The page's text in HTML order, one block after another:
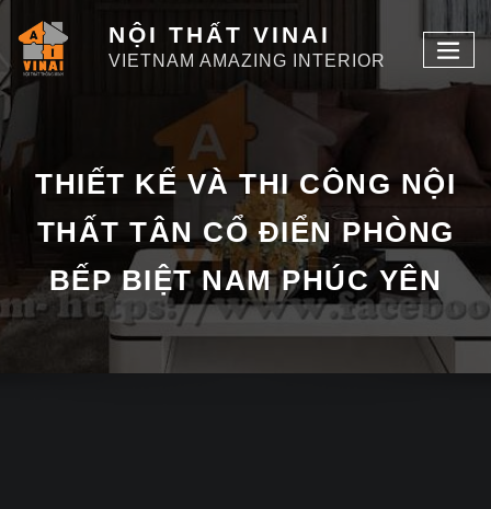
NỘI THẤT VINAI
VIETNAM AMAZING INTERIOR
THIẾT KẾ VÀ THI CÔNG NỘI
THẤT TÂN CỔ ĐIỂN PHÒNG
BẾP BIỆT NAM PHÚC YÊN